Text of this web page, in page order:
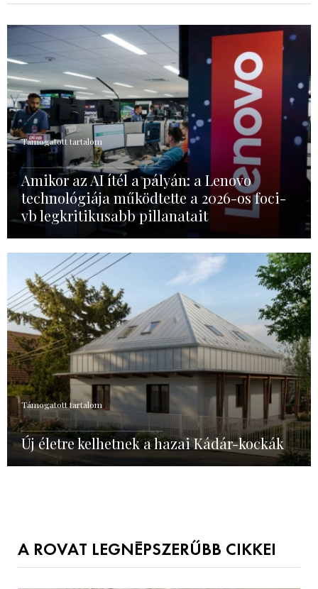
Támogatott tartalom
Amikor az AI ítél a pályán: a Lenovo
technológiája működtette a 2026-os foci-
vb legkritikusabb pillanatait
Támogatott tartalom
Új életre kelhetnek a hazai Kádár-kockák
A ROVAT LEGNÉPSZERŰBB CIKKEI